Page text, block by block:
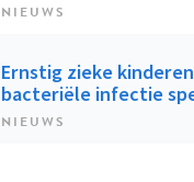
NIEUWS
Ernstig zieke
bacteriële infectie
NIEUWS